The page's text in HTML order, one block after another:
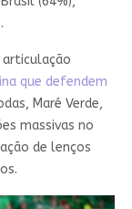
articulação
que defendem
Maré Verde,
massivas no
de lenços